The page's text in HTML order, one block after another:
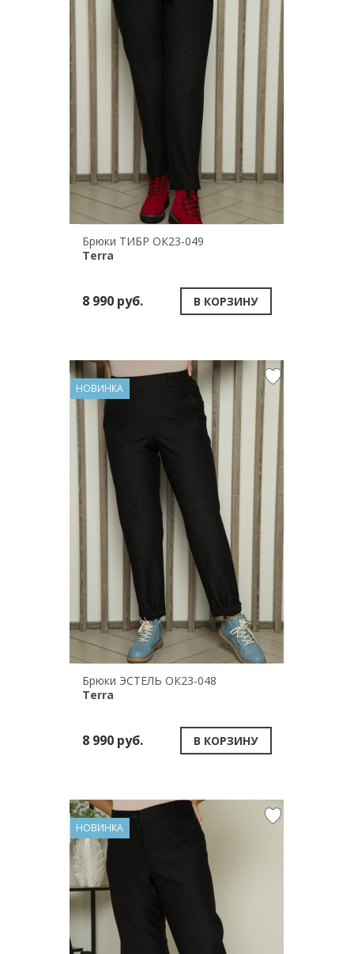
Брюки ТИБР ОК23-049
Terra
8 990 руб. В КОРЗИНУ
НОВИНКА
Брюки ЭСТЕЛЬ ОК23-048
Terra
8 990 руб. В КОРЗИНУ
НОВИНКА